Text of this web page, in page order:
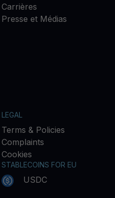
Carrières
Presse et Médias
LEGAL
Terms & Policies
Complaints
Cookies
STABLECOINS FOR EU
USDC